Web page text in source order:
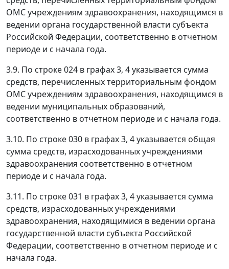
ОМС учреждениям здравоохранения, находящимся в
ведении органа государственной власти субъекта
Российской Федерации, соответственно в отчетном
периоде и с начала года.
3.9. По строке 024 в графах 3, 4 указывается сумма
средств, перечисленных территориальным фондом
ОМС учреждениям здравоохранения, находящимся в
ведении муниципальных образований,
соответственно в отчетном периоде и с начала года.
3.10. По строке 030 в графах 3, 4 указывается общая
сумма средств, израсходованных учреждениями
здравоохранения соответственно в отчетном
периоде и с начала года.
3.11. По строке 031 в графах 3, 4 указывается сумма
средств, израсходованных учреждениями
здравоохранения, находящимися в ведении органа
государственной власти субъекта Российской
Федерации, соответственно в отчетном периоде и с
начала года.